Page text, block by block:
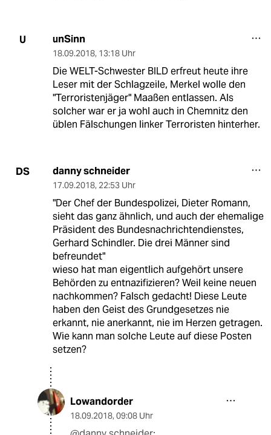
U unSinn
18.09.2018, 13:18 Uhr
Die WELT-Schwester BILD erfreut heute ihre
Leser mit der Schlagzeile, Merkel wolle den
"Terroristenjäger" Maaßen entlassen. Als
solcher war er ja wohl auch in Chemnitz den
üblen Fälschungen linker Terroristen hinterher.
DS danny schneider
17.09.2018, 22:53 Uhr
"Der Chef der Bundespolizei, Dieter Romann,
sieht das ganz ähnlich, und auch der ehemalige
Präsident des Bundesnachrichtendienstes,
Gerhard Schindler. Die drei Männer sind
befreundet"
wieso hat man eigentlich aufgehört unsere
Behörden zu entnazifizieren? Weil keine neuen
nachkommen? Falsch gedacht! Diese Leute
haben den Geist des Grundgesetzes nie
erkannt, nie anerkannt, nie im Herzen getragen.
Wie kann man solche Leute auf diese Posten
setzen?
Lowandorder
18.09.2018, 09:08 Uhr